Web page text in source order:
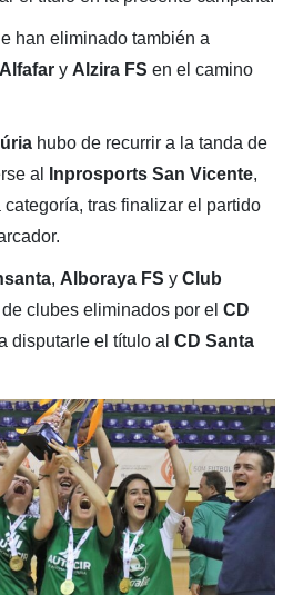
han eliminado también a
y Alzira FS en el camino
hubo de recurrir a la tanda de
al
Inprosports San Vicente,
tras finalizar el partido
, Alboraya FS y Club
clubes eliminados por el CD
disputarle el título al CD Santa